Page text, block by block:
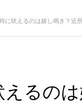
に吠えるのは嬉し鳴き？近
るの